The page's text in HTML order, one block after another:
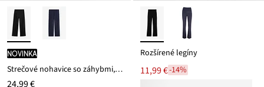
novinka
Strečové nohavice so záhybmi, z bengalínu
24,99 €
Rozšírené legíny
11,99 €-14%